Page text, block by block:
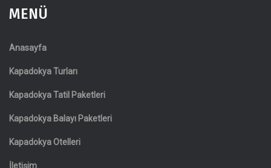
MENÜ
Anasayfa
Kapadokya Turları
Kapadokya Tatil Paketleri
Kapadokya Balayı Paketleri
Kapadokya Otelleri
İletişim